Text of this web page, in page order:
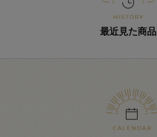
最近見た商品